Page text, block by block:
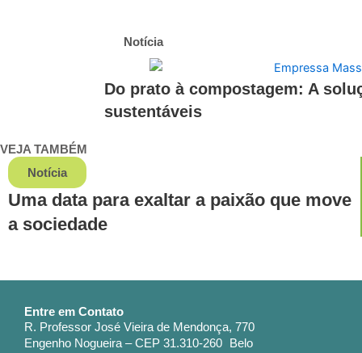
Notícia
Do prato à compostagem: A
sustentáveis
VEJA TAMBÉM
Notícia
Uma data para exaltar a paixão que move
a sociedade
Entre em Contato
R. Professor José Vieira de Mendonça, 770
Engenho Nogueira – CEP 31.310-260 Belo